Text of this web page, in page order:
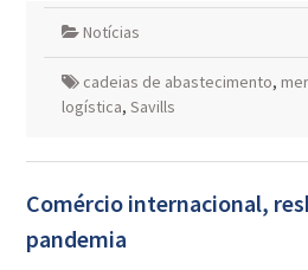
Notícias
cadeias de abastecimento,
logística, Savills
Comércio internacional,
pandemia